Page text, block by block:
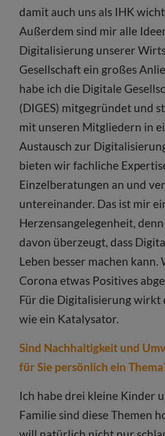
damit auch uns als IHK
Außerdem sind mir alle
Digitalisierung unserer
Gesellschaft ein großes
habe ich die Digitale
(DIGES) mitgegründet und
mit unseren Mitgliedern in
Austausch zur
bieten wir fachliche
Einzelberatungen an und
untereinander. Das ist mir
Herzensangelegenheit,
davon überzeugt, dass
Leben besser machen kann.
Corona etwas Positives
Für die Digitalisierung wirkt
wie ein Katalysator.
Sind Nachhaltigkeit und
für Sie persönlich ein
Ich habe drei kleine Kinder
Familie sind diese Themen